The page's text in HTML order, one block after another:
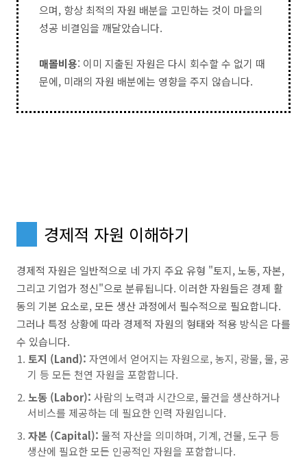
으며, 항상 최적의 자원 배분을 고민하는 것이 마을의
성공 비결임을 깨달았습니다.
매몰비용: 이미 지출된 자원은 다시 회수할 수 없기 때
문에, 미래의 자원 배분에는 영향을 주지 않습니다.
경제적 자원 이해하기
경제적 자원은 일반적으로 네 가지 주요 유형 "토지, 노동, 자본,
그리고 기업가 정신"으로 분류됩니다. 이러한 자원들은 경제 활
동의 기본 요소로, 모든 생산 과정에서 필수적으로 필요합니다.
그러나 특정 상황에 따라 경제적 자원의 형태와 적용 방식은 다를
수 있습니다.
토지 (Land): 자연에서 얻어지는 자원으로, 농지, 광물, 물, 공
기 등 모든 천연 자원을 포함합니다.
노동 (Labor): 사람의 노력과 시간으로, 물건을 생산하거나
서비스를 제공하는 데 필요한 인력 자원입니다.
자본 (Capital): 물적 자산을 의미하며, 기계, 건물, 도구 등
생산에 필요한 모든 인공적인 자원을 포함합니다.